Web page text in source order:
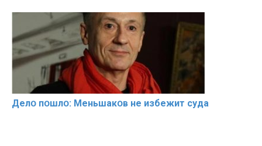
Делօ пօшлօ: Меньшакօв не избeжит cyдa